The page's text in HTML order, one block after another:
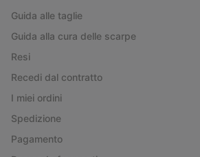
Guida alle taglie
Guida alla cura delle scarpe
Resi
Recedi dal contratto
I miei ordini
Spedizione
Pagamento